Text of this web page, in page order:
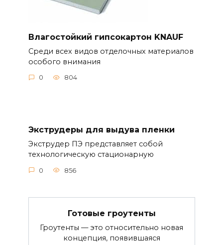
Влагостойкий гипсокартон KNAUF
Среди всех видов отделочных материалов
особого внимания
0 804
Экструдеры для выдува пленки
Экструдер ПЭ представляет собой
технологическую стационарную
0 856
Готовые гроутенты
Гроутенты — это относительно новая
концепция, появившаяся